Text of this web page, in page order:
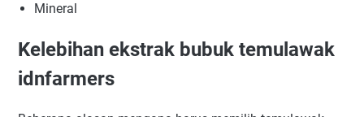
Mineral
Kelebihan ekstrak bubuk temulawak
idnfarmers